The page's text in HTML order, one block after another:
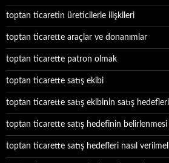
toptan ticaretin üreticilerle ilişkileri
toptan ticarette araçlar ve donanımlar
toptan ticarette patron olmak
toptan ticarette satış ekibi
toptan ticarette satış ekibinin satış
toptan ticarette satış hedefinin belirlenmesi
toptan ticarette satış hedefleri nasıl